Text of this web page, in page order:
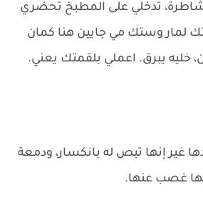
الشاطرة، تدخلي على المطبخ تحضّري
لمار وستك مي جايين هنا كمان
خليه يبرق. اعملي بلقمتك يعني.
إنها تبص له بانكسار، ودمعة
غصب عنها.